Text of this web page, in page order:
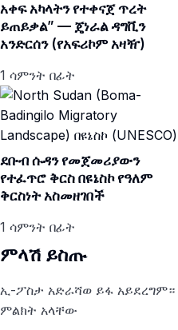
አቀፍ አካላትን የተቀናጀ ጥረት
ይጠይቃል” — ጄነራል ዳግቪን
አንድርሰን (የአፍሪኮም አዛዥ)
1 ሳምንት በፊት
ደቡብ ሱዳን የመጀመሪያውን
የተፈጥሮ ቅርስ በዩኔስኮ የዓለም
ቅርስነት አስመዘገበች
1 ሳምንት በፊት
ምላሽ ይስጡ
ኢ-ፖስታ አድራሻወ ይፋ አይደረግም።
ምልክት አላቸው